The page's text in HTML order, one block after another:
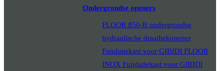
Ondergrondse openers
FLOOR 850-B ondergrondse
hydraulische draaihekopener
Fundatiekast voor GIBIDI FLOOR
INOX Fundatiekast voor GIBIDI